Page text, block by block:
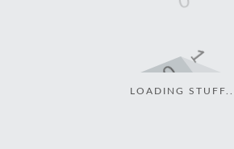
LOADING STUFF...